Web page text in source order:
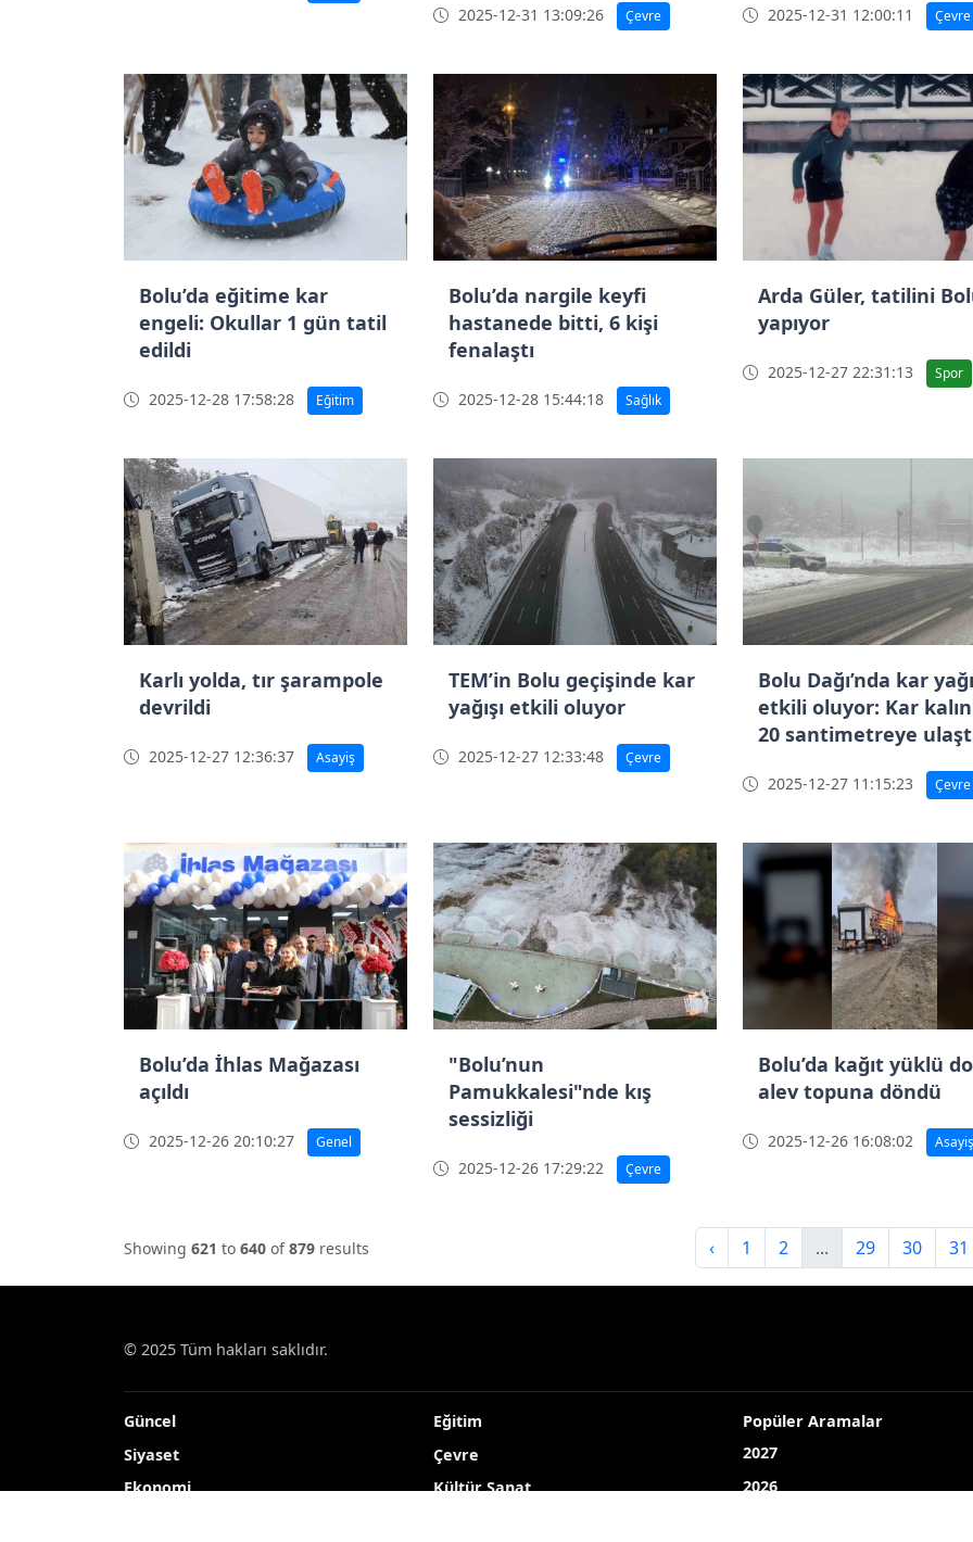
2025-12-31 13:09:26 Çevre 2025-12-31 12:00:11 Çevre
Bolu’da eğitime kar
engeli: Okullar 1 gün tatil
edildi
2025-12-28 17:58:28 Eğitim
Bolu’da nargile keyfi
hastanede bitti, 6 kişi
fenalaştı
2025-12-28 15:44:18 Sağlık
Arda Güler, tatilini
yapıyor
2025-12-27 22:31:13 Spor
Karlı yolda, tır şarampole
devrildi
2025-12-27 12:36:37 Asayiş
TEM’in Bolu geçişinde kar
yağışı etkili oluyor
2025-12-27 12:33:48 Çevre
Bolu Dağı’nda kar
etkili oluyor: Kar
20 santimetreye
2025-12-27 11:15:23 Çevre
Bolu’da İhlas Mağazası
açıldı
2025-12-26 20:10:27 Genel
"Bolu’nun
Pamukkalesi"nde kış
sessizliği
2025-12-26 17:29:22 Çevre
Bolu’da kağıt yüklü
alev topuna döndü
2025-12-26 16:08:02 Asayiş
Showing 621 to 640 of879 results ‹ 1 2 ... 29 30 31
© 2025 Tüm hakları saklıdır.
Güncel
Siyaset
Ekonomi
Eğitim
Çevre
Kültür Sanat
Popüler Aramalar
2027
2026